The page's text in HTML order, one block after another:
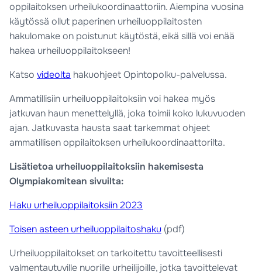
oppilaitoksen urheilukoordinaattoriin. Aiempina vuosina
käytössä ollut paperinen urheiluoppilaitosten
hakulomake on poistunut käytöstä, eikä sillä voi enää
hakea urheiluoppilaitokseen!
Katso videolta hakuohjeet Opintopolku-palvelussa.
Ammatillisiin urheiluoppilaitoksiin voi hakea myös
jatkuvan haun menettelyllä, joka toimii koko lukuvuoden
ajan. Jatkuvasta hausta saat tarkemmat ohjeet
ammatillisen oppilaitoksen urheilukoordinaattorilta.
Lisätietoa urheiluoppilaitoksiin hakemisesta
Olympiakomitean sivuilta:
Haku urheiluoppilaitoksiin 2023
Toisen asteen urheiluoppilaitoshaku (pdf)
Urheiluoppilaitokset on tarkoitettu tavoitteellisesti
valmentautuville nuorille urheilijoille, jotka tavoittelevat